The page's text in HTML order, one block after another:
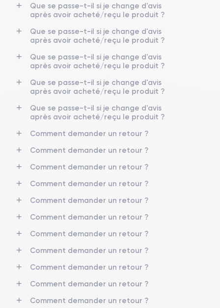
Que se passe-t-il si je change d'avis
après avoir acheté/reçu le produit ?
Que se passe-t-il si je change d'avis
après avoir acheté/reçu le produit ?
Que se passe-t-il si je change d'avis
après avoir acheté/reçu le produit ?
Que se passe-t-il si je change d'avis
après avoir acheté/reçu le produit ?
Que se passe-t-il si je change d'avis
après avoir acheté/reçu le produit ?
Comment demander un retour ?
Comment demander un retour ?
Comment demander un retour ?
Comment demander un retour ?
Comment demander un retour ?
Comment demander un retour ?
Comment demander un retour ?
Comment demander un retour ?
Comment demander un retour ?
Comment demander un retour ?
Comment demander un retour ?